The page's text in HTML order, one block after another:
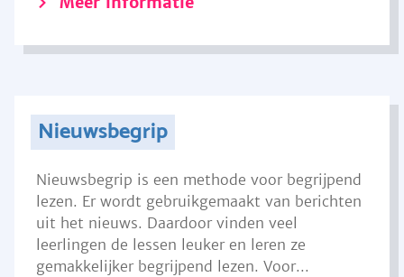
Nieuwsbegrip
Nieuwsbegrip is een methode voor begrijpend
lezen. Er wordt gebruikgemaakt van berichten
uit het nieuws. Daardoor vinden veel
leerlingen de lessen leuker en leren ze
gemakkelijker begrijpend lezen. Voor...